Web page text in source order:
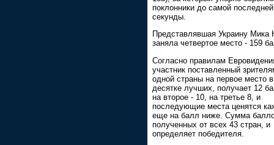
поклонники до самой последней
секунды.
Представлявшая Украину Мика
заняла четвертое место - 159
Согласно правилам
участник поставленный
одной страны на первое место в
десятке лучших, получает 12
на второе - 10, на третье 8, и
последующие места ценятся
еще на балл ниже. Сумма
полученных от всех 43 стран, и
определяет победителя.